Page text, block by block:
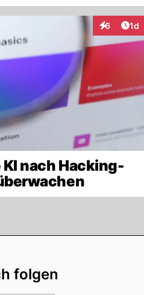
6 1d
nach Hacking-
folgen